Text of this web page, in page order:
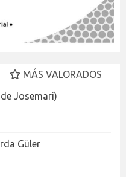
MÁS VALORADOS
Josemari)
Güler